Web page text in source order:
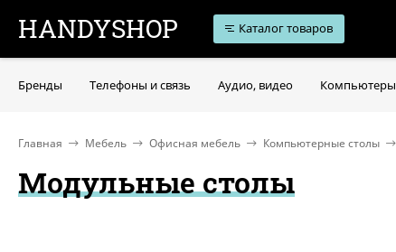
HANDYSHOP Каталог товаров
Бренды Телефоны и связь Аудио, видео Компьютеры
Главная Мебель Офисная мебель Компьютерные столы
Модульные столы